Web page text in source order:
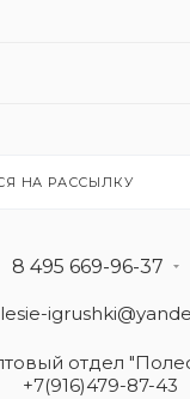
НА РАССЫЛКУ
8 495 669-96-37
отдел
+7(916)479-87-43